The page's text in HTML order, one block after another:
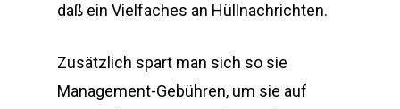
daß ein Vielfaches an Hüllnachrichten.
Zusätzlich spart man sich so sie
Management-Gebühren, um sie auf